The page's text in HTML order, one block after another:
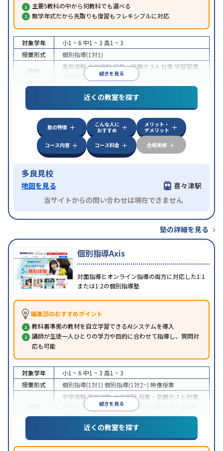
主要5教科の中から何教科でも選べる
無学年式だから先取りも復習もフレキシブルに対応
続きを見る
対象学年 小1 ~ 6 中1 ~ 3 高1 ~ 3
授業形式
個別指導(1対1)
目的
高校受験大学受験授業・定期テスト対策 学習習慣
特徴
授業の振替可能季節講習のみの受講可
近くの教室を探す
塾の特徴
こんな人に
おすすめ
メリット・
デメリット
コース内容
コース料金 合格実績
多良見校
地図を見る
喜々津駅
当サイトからの問い合わせは現在できません
塾の詳細を見る
個別指導Axis
対面指導とオンライン指導の両方に対応した1:1
または1:2の個別指導塾
編集部のおすすめポイント
教科書準拠の教材を自立学習できるAIシステムを導入
講師が生徒一人ひとりの学力や目的に合わせて指導し、質問対
応も可能
続きを見る
対象学年 小1 ~ 6 中1 ~ 3 高1 ~ 3
授業形式
個別指導(1対1) 個別指導(1対2~) 映像授業
中学受験高校受験大学受験 授業・定期テスト対策
内申点対策
学習習慣の定着
総合型選抜(旧AO)対策
推薦入試対策学校別特化対策各種検定対策
特徴
授業の振替可能学習にPC・タブレットを利用
ライン対応1科目から受講可能季節講習のみの受講
可
近くの教室を探す